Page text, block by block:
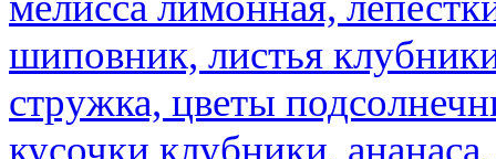
шиповник, листья
стружка, цветы
кусочки клубники,